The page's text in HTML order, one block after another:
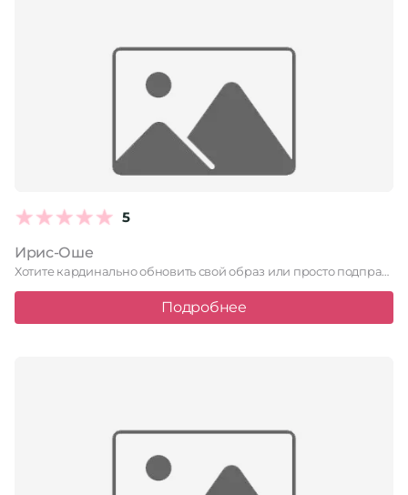
5
Ирис-Оше
Хотите кардинально обновить свой образ или просто подправить отросшие кончики? …
Подробнее